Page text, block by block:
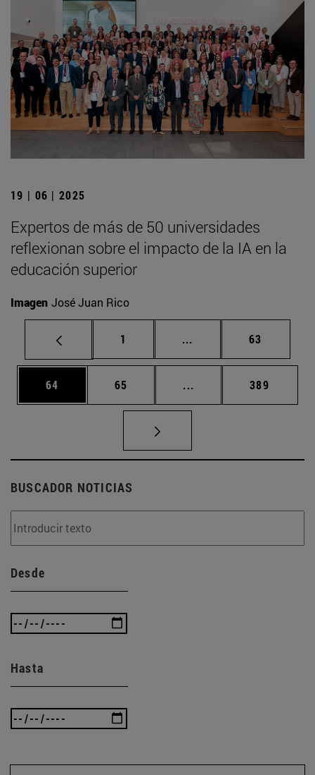
19 | 06 | 2025
Expertos de más de 50 universidades
reflexionan sobre el impacto de la IA en la
educación superior
Imagen José Juan Rico
Página
1 ... Páginas intermedias
Página
63
Página
64 Página
65 ... Páginas intermedias
Página
389
BUSCADOR NOTICIAS
Desde
Hasta